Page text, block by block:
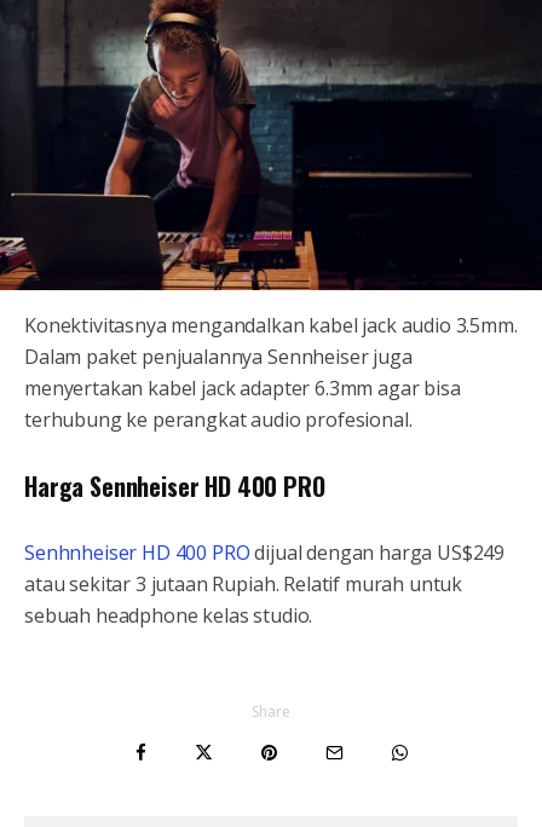
Konektivitasnya mengandalkan kabel jack audio 3.5mm.
Dalam paket penjualannya Sennheiser juga
menyertakan kabel jack adapter 6.3mm agar bisa
terhubung ke perangkat audio profesional.
Harga Sennheiser HD 400 PRO
Senhnheiser HD 400 PROdijual dengan harga US$249
atau sekitar 3 jutaan Rupiah. Relatif murah untuk
sebuah headphone kelas studio.
Share